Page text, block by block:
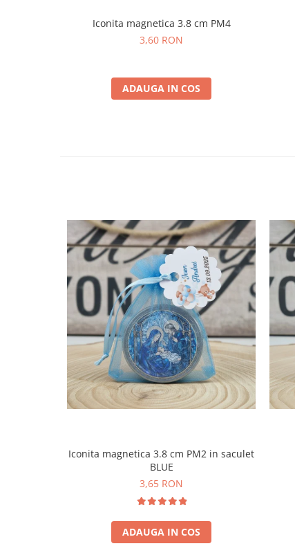
Iconita magnetica 3.8 cm PM4
3,60 RON
ADAUGA IN COS
Iconita magnetica 3.8 cm PM2 in saculet
BLUE
3,65 RON
ADAUGA IN COS